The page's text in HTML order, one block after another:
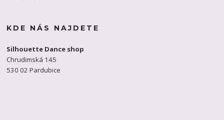
KDE NÁS NAJDETE
Silhouette Dance shop
Chrudimská 145
530 02 Pardubice